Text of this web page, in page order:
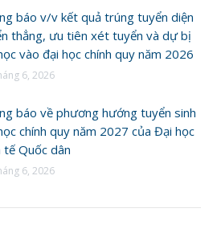
báo v/v kết quả trúng tuyển diện
thẳng, ưu tiên xét tuyển và dự bị
vào đại học chính quy năm 2026
6, 2026
báo về phương hướng tuyển sinh
chính quy năm 2027 của Đại học
tế Quốc dân
6, 2026